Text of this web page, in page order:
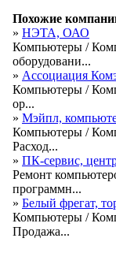
Похожие
» НЭТА, ОАО
Компьютеры /
оборудовани...
» Ассоциация
Компьютеры /
ор...
» Мэйпл,
Компьютеры /
Расход...
» ПК-сервис,
Ремонт
программн...
» Белый фрегат,
Компьютеры /
Продажа...